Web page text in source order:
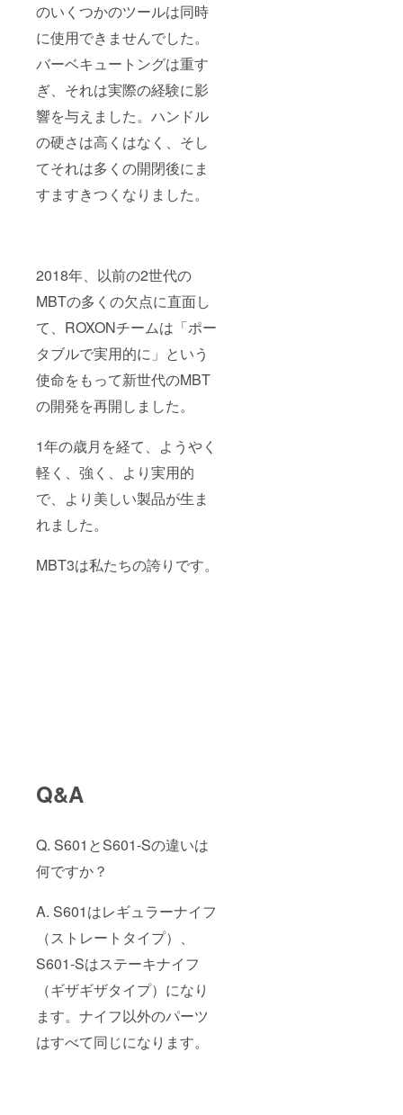
のいくつかのツールは同時
に使用できませんでした。
バーベキュートングは重す
ぎ、それは実際の経験に影
響を与えました。ハンドル
の硬さは高くはなく、そし
てそれは多くの開閉後にま
すますきつくなりました。
2018年、以前の2世代の
MBTの多くの欠点に直面し
て、ROXONチームは「ポー
タブルで実用的に」という
使命をもって新世代のMBT
の開発を再開しました。
1年の歳月を経て、ようやく
軽く、強く、より実用的
で、より美しい製品が生ま
れました。
MBT3は私たちの誇りです。
Q&A
Q. S601とS601-Sの違いは
何ですか？
A. S601はレギュラーナイフ
（ストレートタイプ）、
S601-Sはステーキナイフ
（ギザギザタイプ）になり
ます。ナイフ以外のパーツ
はすべて同じになります。